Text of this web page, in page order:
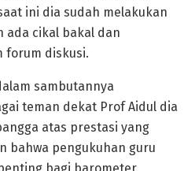
ini dia sudah melakukan
ada cikal bakal dan
forum diskusi.
sambutannya
teman dekat Prof Aidul dia
atas prestasi yang
bahwa pengukuhan guru
bagi barometer